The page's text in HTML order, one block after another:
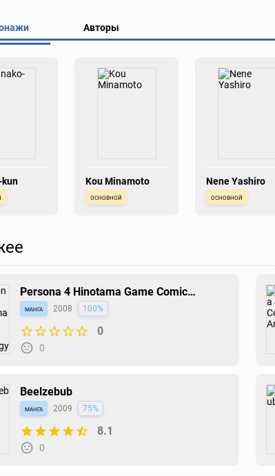
Авторы
kun Kou Minamoto
основной
Nene Yashiro
основной
Persona 4 Hinotama Game Comic
Anthology
манга 2008 100%
0
0
Beelzebub
манга 2009 75%
8.1
0